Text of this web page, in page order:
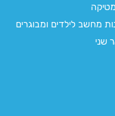
מחשב לילדים ומבוגרים
שני